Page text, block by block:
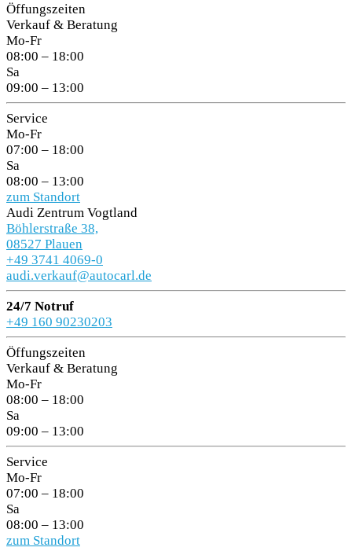
Öffungszeiten
Verkauf & Beratung
Mo-Fr
08:00 – 18:00
Sa
09:00 – 13:00
Service
Mo-Fr
07:00 – 18:00
Sa
08:00 – 13:00
zum Standort
Audi Zentrum Vogtland
Böhlerstraße 38,
08527 Plauen
+49 3741 4069-0
audi.verkauf@autocarl.de
24/7 Notruf
+49 160 90230203
Öffungszeiten
Verkauf & Beratung
Mo-Fr
08:00 – 18:00
Sa
09:00 – 13:00
Service
Mo-Fr
07:00 – 18:00
Sa
08:00 – 13:00
zum Standort